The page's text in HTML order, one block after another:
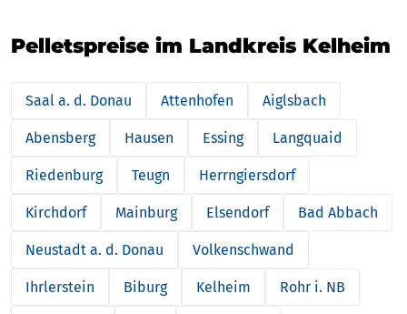
Pelletspreise im Landkreis Kelheim
Saal a. d. Donau Attenhofen Aiglsbach
Abensberg Hausen Essing Langquaid
Riedenburg Teugn Herrngiersdorf
Kirchdorf Mainburg Elsendorf Bad Abbach
Neustadt a. d. Donau Volkenschwand
Ihrlerstein Biburg Kelheim Rohr i. NB